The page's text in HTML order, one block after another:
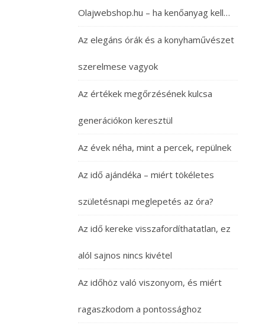
Olajwebshop.hu – ha kenőanyag kell…
Az elegáns órák és a konyhaművészet
szerelmese vagyok
Az értékek megőrzésének kulcsa
generációkon keresztül
Az évek néha, mint a percek, repülnek
Az idő ajándéka – miért tökéletes
születésnapi meglepetés az óra?
Az idő kereke visszafordíthatatlan, ez
alól sajnos nincs kivétel
Az időhöz való viszonyom, és miért
ragaszkodom a pontossághoz